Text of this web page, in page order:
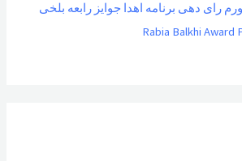
رای دهی برنامه اهدا جوایز رابعه بلخی
Rabia Balkhi Award